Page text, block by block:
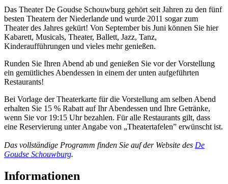
Das Theater De Goudse Schouwburg gehört seit Jahren zu den fünf
besten Theatern der Niederlande und wurde 2011 sogar zum
Theater des Jahres gekürt! Von September bis Juni können Sie hier
Kabarett, Musicals, Theater, Ballett, Jazz, Tanz,
Kinderaufführungen und vieles mehr genießen.
Runden Sie Ihren Abend ab und genießen Sie vor der Vorstellung
ein gemütliches Abendessen in einem der unten aufgeführten
Restaurants!
Bei Vorlage der Theaterkarte für die Vorstellung am selben Abend
erhalten Sie 15 % Rabatt auf Ihr Abendessen und Ihre Getränke,
wenn Sie vor 19:15 Uhr bezahlen. Für alle Restaurants gilt, dass
eine Reservierung unter Angabe von „Theatertafelen” erwünscht ist.
Das vollständige Programm finden Sie auf der Website des De
Goudse Schouwburg.
Informationen